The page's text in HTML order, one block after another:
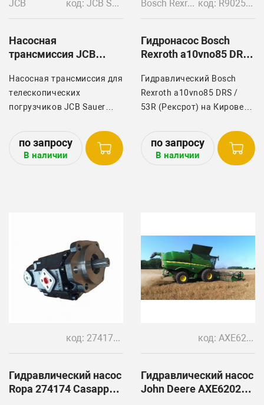
JCB код: JCB Sauer Bibus
Насосная
трансмиссия JCB
Насосная трансмиссия для
телескопических
погрузчиков JCB Sauer
В наличии
Bosch Rexroth код: R902512951
Гидронасос Bosch
Rexroth a10vno85 DRS
Гидравлический Bosch
Rexroth a10vno85 DRS /
53R (Рексрот) на Кировец
ОРИГИНАЛ!
Любая форма оплаты!
В наличии
код: 274174, PLP30.90/KP20.20D
Гидравлический насос
Ropa 274174 Casappa
код: AXE62024 (AXE50669) R986110845
Гидравлический насос
John Deere AXE62024